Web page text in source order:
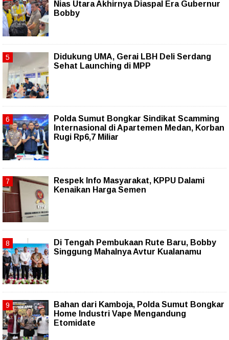
Nias Utara Akhirnya Diaspal Era Gubernur
Bobby
Didukung UMA, Gerai LBH Deli Serdang
Sehat Launching di MPP
Polda Sumut Bongkar Sindikat Scamming
Internasional di Apartemen Medan, Korban
Rugi Rp6,7 Miliar
Respek Info Masyarakat, KPPU Dalami
Kenaikan Harga Semen
Di Tengah Pembukaan Rute Baru, Bobby
Singgung Mahalnya Avtur Kualanamu
Bahan dari Kamboja, Polda Sumut Bongkar
Home Industri Vape Mengandung
Etomidate